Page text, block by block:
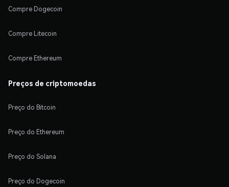
Compre Dogecoin
Compre Litecoin
Compre Ethereum
Preços de criptomoedas
Preço do Bitcoin
Preço do Ethereum
Preço do Solana
Preço do Dogecoin